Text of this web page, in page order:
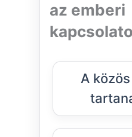
az emberi
A